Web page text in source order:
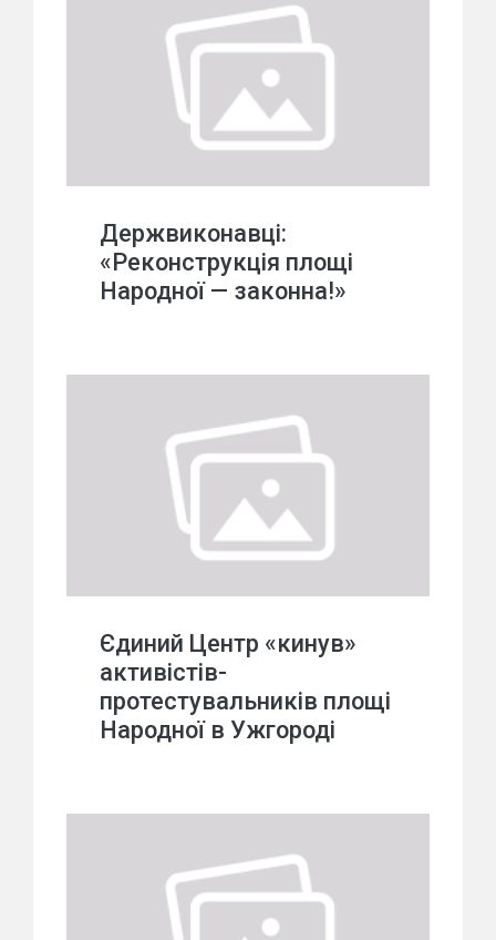
Держвиконавці:
«Реконструкція площі
Народної — законна!»
Єдиний Центр «кинув»
активістів-
протестувальників площі
Народної в Ужгороді